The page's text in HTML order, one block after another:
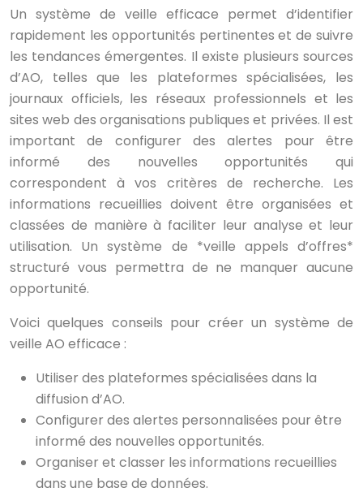
Un système de veille efficace permet d’identifier
rapidement les opportunités pertinentes et de suivre
les tendances émergentes. Il existe plusieurs sources
d’AO, telles que les plateformes spécialisées, les
journaux officiels, les réseaux professionnels et les
sites web des organisations publiques et privées. Il est
important de configurer des alertes pour être
informé des nouvelles opportunités qui
correspondent à vos critères de recherche. Les
informations recueillies doivent être organisées et
classées de manière à faciliter leur analyse et leur
utilisation. Un système de *veille appels d’offres*
structuré vous permettra de ne manquer aucune
opportunité.
Voici quelques conseils pour créer un système de
veille AO efficace :
Utiliser des plateformes spécialisées dans la
diffusion d’AO.
Configurer des alertes personnalisées pour être
informé des nouvelles opportunités.
Organiser et classer les informations recueillies
dans une base de données.